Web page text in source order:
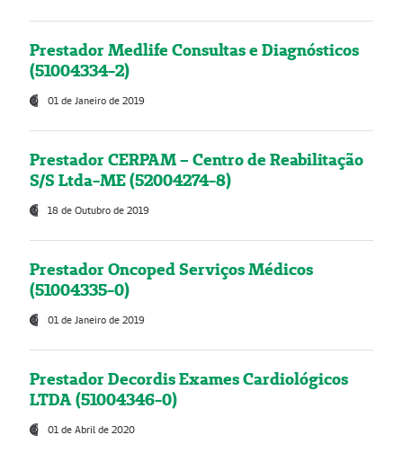
Prestador Medlife Consultas e Diagnósticos
(51004334-2)
01 de Janeiro de 2019
Prestador CERPAM – Centro de Reabilitação
S/S Ltda-ME (52004274-8)
18 de Outubro de 2019
Prestador Oncoped Serviços Médicos
(51004335-0)
01 de Janeiro de 2019
Prestador Decordis Exames Cardiológicos
LTDA (51004346-0)
01 de Abril de 2020